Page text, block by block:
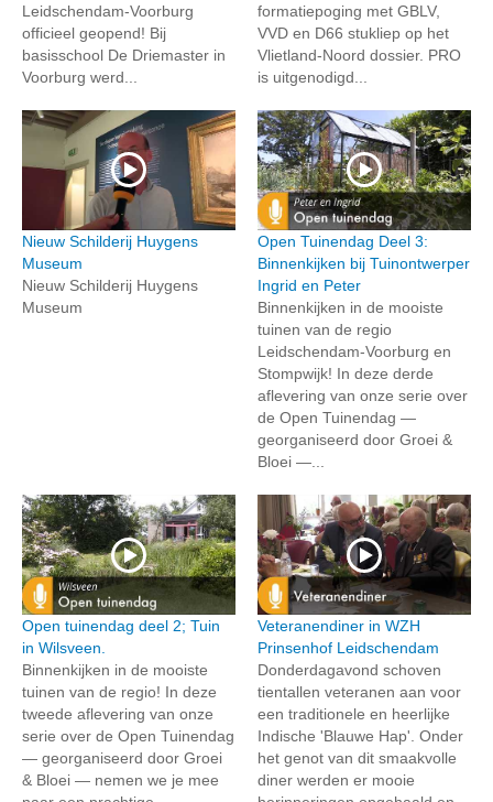
Leidschendam-Voorburg
officieel geopend! Bij
basisschool De Driemaster in
Voorburg werd...
formatiepoging met GBLV,
VVD en D66 stukliep op het
Vlietland-Noord dossier. PRO
is uitgenodigd...
Nieuw Schilderij Huygens
Museum
Nieuw Schilderij Huygens
Museum
Open Tuinendag Deel 3:
Binnenkijken bij Tuinontwerper
Ingrid en Peter
Binnenkijken in de mooiste
tuinen van de regio
Leidschendam-Voorburg en
Stompwijk! In deze derde
aflevering van onze serie over
de Open Tuinendag —
georganiseerd door Groei &
Bloei —...
Open tuinendag deel 2; Tuin
in Wilsveen.
Binnenkijken in de mooiste
tuinen van de regio! In deze
tweede aflevering van onze
serie over de Open Tuinendag
— georganiseerd door Groei
& Bloei — nemen we je mee
Veteranendiner in WZH
Prinsenhof Leidschendam
Donderdagavond schoven
tientallen veteranen aan voor
een traditionele en heerlijke
Indische 'Blauwe Hap'. Onder
het genot van dit smaakvolle
diner werden er mooie